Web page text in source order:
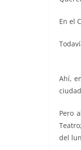
En el
Ahí,
Pero
del